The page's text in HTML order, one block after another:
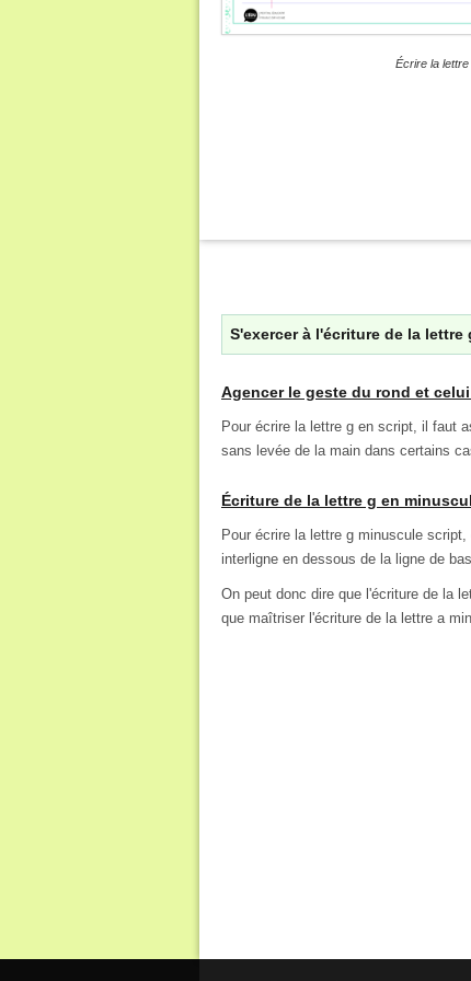
Écrire la
S'exercer à l'écriture de la
Agencer le geste du rond et
Pour écrire la lettre g en script, il faut
sans levée de la main dans certains
Écriture de la lettre g en
Pour écrire la lettre g minuscule
interligne en dessous de la ligne de
On peut donc dire que l'écriture de la
que maîtriser l'écriture de la lettre a